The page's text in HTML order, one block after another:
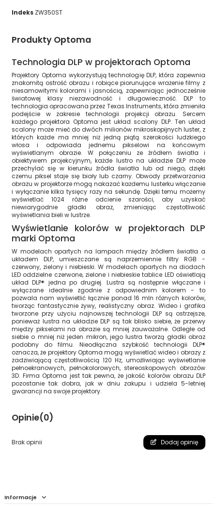
Indeks ZW350ST
Produkty Optoma
Technologia DLP w projektorach Optoma
Projektory Optoma wykorzystują technologię DLP, która zapewnia
znakomitą ostrość obrazu i robiące piorunujące wrażenie filmy z
niesamowitymi kolorami i jasnością, zapewniając jednocześnie
światowej klasy niezawodność i długowieczność. DLP to
technologia opracowana przez Texas Instruments, która zmieniła
podejście w zakresie technologii projekcji obrazu. Sercem
każdego projektora Optoma jest układ scalony DLP. Ten układ
scalony może mieć do dwóch milionów mikroskopijnych luster, z
których każde ma mniej niż jedną piątą szerokości ludzkiego
włosa i odpowiada jednemu pikselowi na końcowym
wyświetlanym obrazie. W połączeniu ze źródłem światła i
obiektywem projekcyjnym, każde lustro na układzie DLP może
przechylać się w kierunku źródła światła lub od niego, dzięki
czemu piksel staje się biały lub czarny. Obwody przetwarzania
obrazu w projektorze mogą nakazać każdemu lusterku włączanie
i wyłączanie kilka tysięcy razy na sekundę. Dzięki temu możemy
wyświetlać 1024 różne odcienie szarości, aby uzyskać
niewiarygodnie gładki obraz, zmieniając częstotliwość
wyświetlania bieli w lustrze.
Wyświetlanie kolorów w projektorach DLP
marki Optoma
W modelach opartych na lampach między źródłem światła a
układem DLP, umieszczane są naprzemiennie filtry RGB -
czerwony, zielony i niebieski. W modelach opartych na diodach
LED oddzielne czerwone, zielone i niebieskie tablice LED oświetlają
układ DLP® jedna po drugiej. Lustra są następnie włączane i
wyłączane idealnie zgodnie z odpowiednim kolorem - to
pozwala nam wyświetlić łącznie ponad 16 mln różnych kolorów,
tworząc fantastycznie żywy, realistyczny obraz. Wideo i grafika
tworzone przy użyciu najnowszej technologii DLP są ostrzejsze,
ponieważ lustra na układzie DLP są tak blisko siebie, że przerwy
między pikselami na obrazie są mniej zauważalne. Odległe od
siebie o mniej niż jeden mikron, jego lustra tworzą gładki obraz
podobny do filmu. Nieodłączna szybkość technologii DLP®
oznacza, że ​​projektory Optoma mogą wyświetlać wideo i obrazy z
zadziwiającą częstotliwością 120 Hz, umożliwiając wyświetlanie
pełnoekranowych, pełnokolorowych, stereoskopowych obrazów
3D. Firma Optoma jest tak pewna, że ​​jakość kolorów obrazu DLP
pozostanie tak dobra, jak w dniu zakupu i udziela 5-letniej
gwarancji na swoje projektory.
Opinie(0)
Brak opinii Dodaj opinię
Informacje